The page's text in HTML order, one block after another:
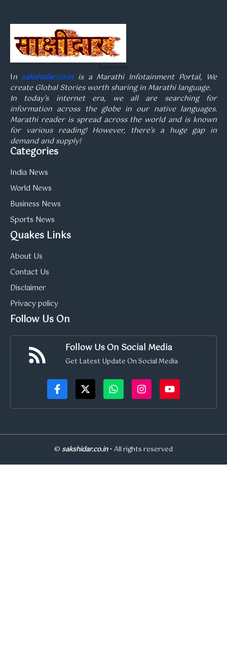
Sakshidar
In sakshidar.co.inis a Marathi Infotainment Portal, We
create Global Stories worth sharing in Marathi language.
In today’s internet era, we all are searching for
information across the globe in our native languages.
Marathi reader is spread across the world and is known
for various reading! However, there’s a huge gap in
demand and supply!
Categories
India News
World News
Business News
Sports News
Quakes Links
About Us
Contact Us
Disclaimer
Privacy policy
Follow Us On
Follow Us On Social Media
Get Latest Update On Social Media
© sakshidar.co.in• All rights reserved